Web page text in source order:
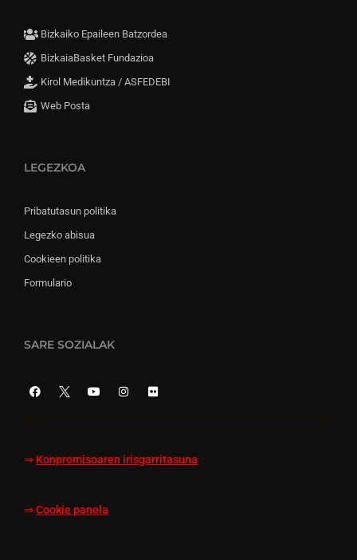
Bizkaiko Epaileen Batzordea
BizkaiaBasket Fundazioa
Kirol Medikuntza / ASFEDEBI
Web Posta
LEGEZKOA
Pribatutasun politika
Legezko abisua
Cookieen politika
Formulario
SARE SOZIALAK
⇒ Konpromisoaren irisgarritasuna
⇒ Cookie panela